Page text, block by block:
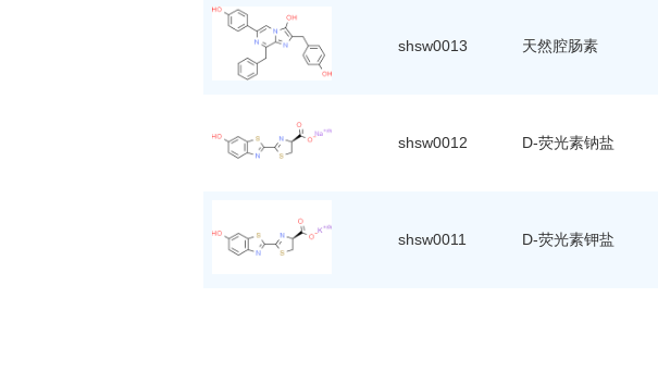
shsw0013 天然腔肠素
shsw0012 D-荧光素钠盐
shsw0011 D-荧光素钾盐